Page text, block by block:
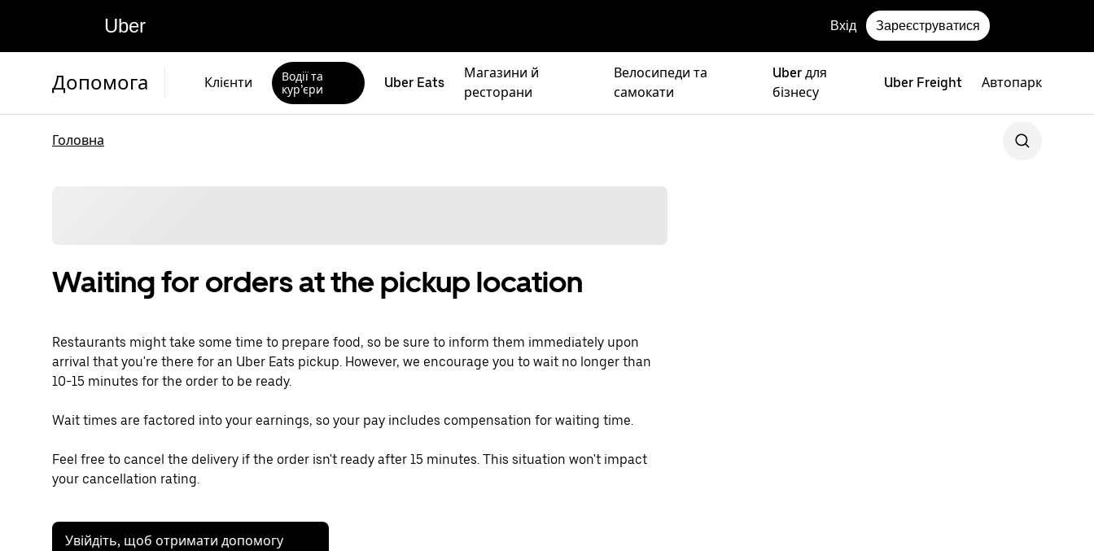
Uber Вхід Зареєструватися
Допомога Клієнти
Водії та
кур’єри
Uber Eats
Магазини й
ресторани
Велосипеди та
самокати
Uber для
бізнесу
Uber Freight Автопарк
Головна
Waiting for orders at the pickup location
Restaurants might take some time to prepare food, so be sure to inform them immediately upon
arrival that you're there for an Uber Eats pickup. However, we encourage you to wait no longer than
10-15 minutes for the order to be ready.
Wait times are factored into your earnings, so your pay includes compensation for waiting time.
Feel free to cancel the delivery if the order isn't ready after 15 minutes. This situation won't impact
your cancellation rating.
Увійдіть, щоб отримати допомогу